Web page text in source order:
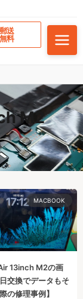
送
料
M2
MACBOOK
13inch M2の画
交換でデータもそ
の修理事例】